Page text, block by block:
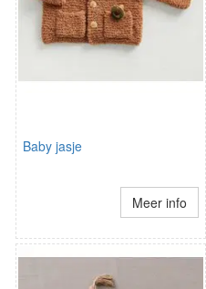
Baby jasje
Meer info